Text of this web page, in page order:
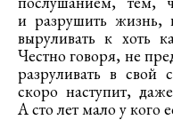
и разрушить жизнь,
выруливать к хоть
Честно говоря, не
разруливать в свой
скоро наступит,
А сто лет мало у кого